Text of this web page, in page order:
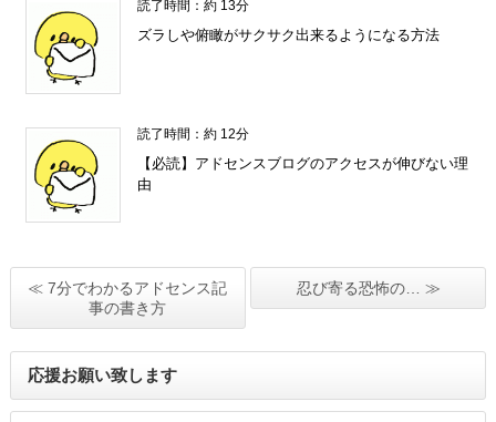
読了時間：約 13分
ズラしや俯瞰がサクサク出来るようになる方法
読了時間：約 12分
【必読】アドセンスブログのアクセスが伸びない理
由
≪ 7分でわかるアドセンス記
事の書き方
忍び寄る恐怖の… ≫
応援お願い致します